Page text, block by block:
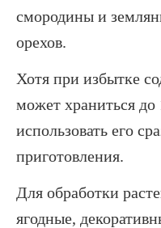
смородины и
орехов.
Хотя при избытке
может храниться до
использовать его
приготовления.
Для обработки
ягодные,